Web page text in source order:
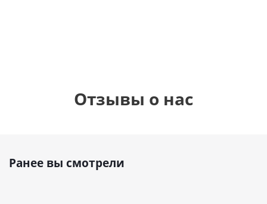
Отзывы о нас
Ранее вы смотрели